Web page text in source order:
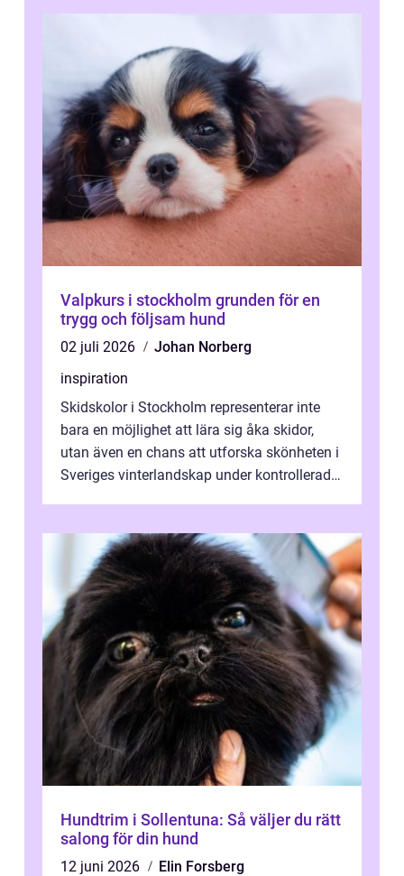
Valpkurs i stockholm grunden för en
trygg och följsam hund
02 juli 2026
Johan Norberg
inspiration
Skidskolor i Stockholm representerar inte
bara en möjlighet att lära sig åka skidor,
utan även en chans att utforska skönheten i
Sveriges vinterlandskap under kontrollerade
Hundtrim i Sollentuna: Så väljer du rätt
salong för din hund
12 juni 2026
Elin Forsberg